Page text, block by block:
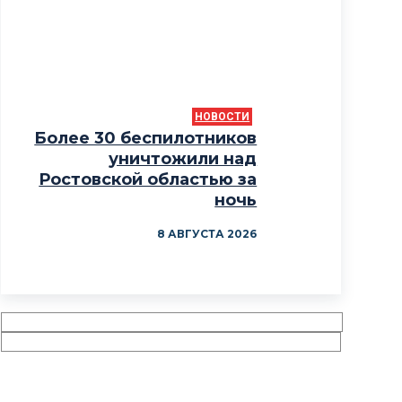
НОВОСТИ
Более 30 беспилотников
уничтожили над
Ростовской областью за
ночь
8 АВГУСТА 2026